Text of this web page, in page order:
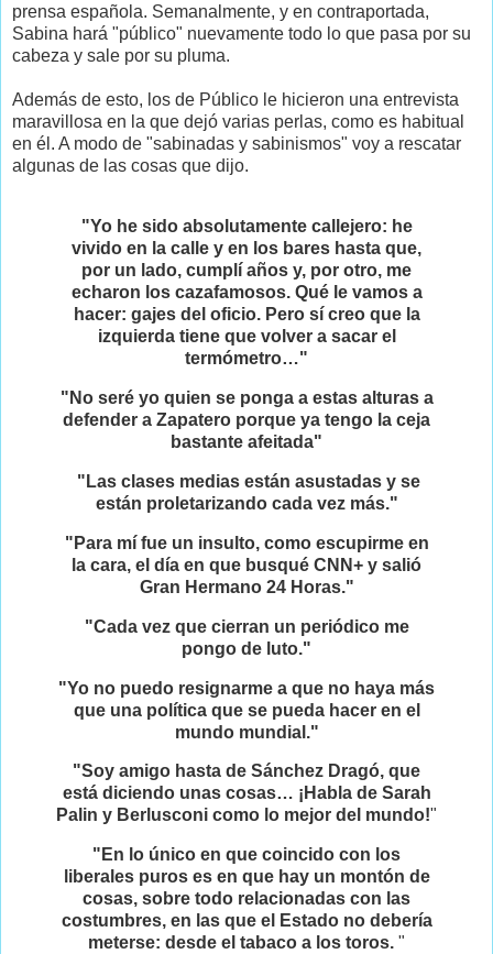
prensa española. Semanalmente, y en contraportada,
Sabina hará "público" nuevamente todo lo que pasa por su
cabeza y sale por su pluma.
Además de esto, los de Público le hicieron una entrevista
maravillosa en la que dejó varias perlas, como es habitual
en él. A modo de "sabinadas y sabinismos" voy a rescatar
algunas de las cosas que dijo.
"Yo he sido absolutamente callejero: he
vivido en la calle y en los bares hasta que,
por un lado, cumplí años y, por otro, me
echaron los cazafamosos. Qué le vamos a
hacer: gajes del oficio. Pero sí creo que la
izquierda tiene que volver a sacar el
termómetro…"
"No seré yo quien se ponga a estas alturas a
defender a Zapatero porque ya tengo la ceja
bastante afeitada"
"Las clases medias están asustadas y se
están proletarizando cada vez más."
"Para mí fue un insulto, como escupirme en
la cara, el día en que busqué CNN+ y salió
Gran Hermano 24 Horas."
"Cada vez que cierran un periódico me
pongo de luto."
"Yo no puedo resignarme a que no haya más
que una política que se pueda hacer en el
mundo mundial."
"Soy amigo hasta de Sánchez Dragó, que
está diciendo unas cosas… ¡Habla de Sarah
Palin y Berlusconi como lo mejor del mundo!"
"En lo único en que coincido con los
liberales puros es en que hay un montón de
cosas, sobre todo relacionadas con las
costumbres, en las que el Estado no debería
meterse: desde el tabaco a los toros. "